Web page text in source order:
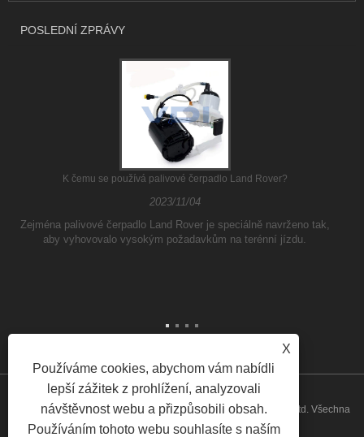
POSLEDNÍ ZPRÁVY
K čemu se používá palivové čerpadlo Land Rover?
2023/11/04
Zejména palivové čerpadlo Land Rover je speciálně navrženo tak,
aby vyhovovalo vysokým požadavkům na terénní jízdu.
Copyright © 2026 Guangzhou ATH Automotive Electronics Co., Ltd. Všechna
X
Používáme cookies, abychom vám nabídli
lepší zážitek z prohlížení, analyzovali
návštěvnost webu a přizpůsobili obsah.
Používáním tohoto webu souhlasíte s naším